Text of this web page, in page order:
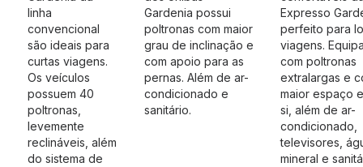
linha
convencional
são ideais para
curtas viagens.
Os veículos
possuem 40
poltronas,
levemente
reclináveis, além
do sistema de
Gardenia possui
poltronas com maior
grau de inclinação e
com apoio para as
pernas. Além de ar-
condicionado e
sanitário.
Expresso
perfeito para
viagens.
com poltronas
extralargas e
maior espaço
si, além de ar-
condicionado,
televisores,
mineral e